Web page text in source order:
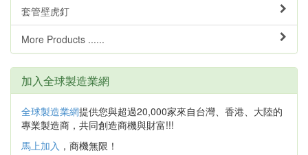
套管壁虎釘
More Products ......
加入全球製造業網
全球製造業網提供您與超過20,000家來自台灣、香港、大陸的
專業製造商，共同創造商機與財富!!!
馬上加入 ，商機無限！